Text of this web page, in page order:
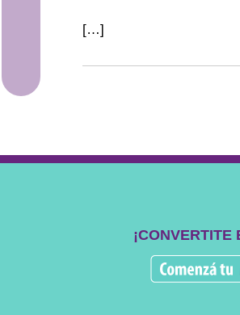
[…]
Alimentación
Movimiento
¡CONVERTITE